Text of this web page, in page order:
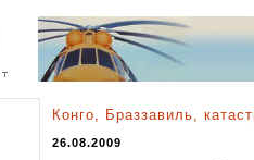
Конго, Браззавиль,
26.08.2009